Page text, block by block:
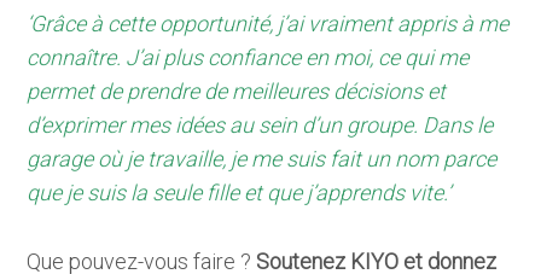
t
‘Grâce à cette opportunité, j’ai vraiment appris à me
connaître. J’ai plus confiance en moi, ce qui me
permet de prendre de meilleures décisions et
d’exprimer mes idées au sein d’un groupe. Dans le
garage où je travaille, je mesuis fait un nom parce
que je suis la seule fille et que j’apprends vite.’
Que pouvez-vous faire ? Soutenez KIYO et donnez